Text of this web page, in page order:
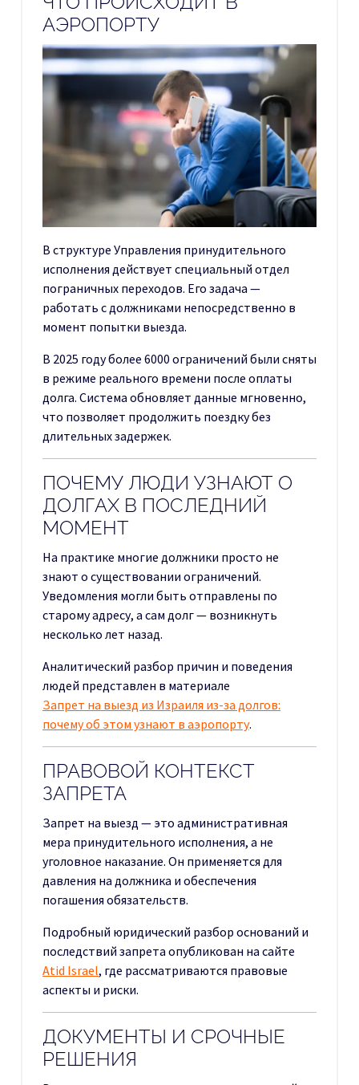
АЭРОПОРТУ
В структуре Управления принудительного
исполнения действует специальный отдел
пограничных переходов. Его задача —
работать с должниками непосредственно в
момент попытки выезда.
В 2025 году более 6000 ограничений были сняты
в режиме реального времени после оплаты
долга. Система обновляет данные мгновенно,
что позволяет продолжить поездку без
длительных задержек.
ПОЧЕМУ ЛЮДИ УЗНАЮТ О
ДОЛГАХ В ПОСЛЕДНИЙ
МОМЕНТ
На практике многие должники просто не
знают о существовании ограничений.
Уведомления могли быть отправлены по
старому адресу, а сам долг — возникнуть
несколько лет назад.
Аналитический разбор причин и поведения
людей представлен в материале
Запрет на выезд из Израиля из-за долгов:
почему об этом узнают в аэропорту.
ПРАВОВОЙ КОНТЕКСТ
ЗАПРЕТА
Запрет на выезд — это административная
мера принудительного исполнения, а не
уголовное наказание. Он применяется для
давления на должника и обеспечения
погашения обязательств.
Подробный юридический разбор оснований и
последствий запрета опубликован на сайте
Atid Israel, где рассматриваются правовые
аспекты и риски.
ДОКУМЕНТЫ И СРОЧНЫЕ
РЕШЕНИЯ